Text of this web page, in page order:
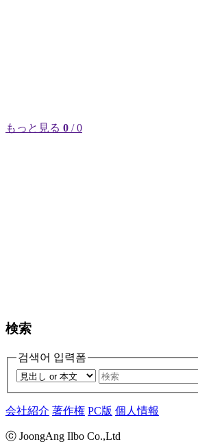
もっと見る 0 / 0
検索
검색어 입력폼
会社紹介 著作権 PC版 個人情報
ⓒ JoongAng Ilbo Co.,Ltd